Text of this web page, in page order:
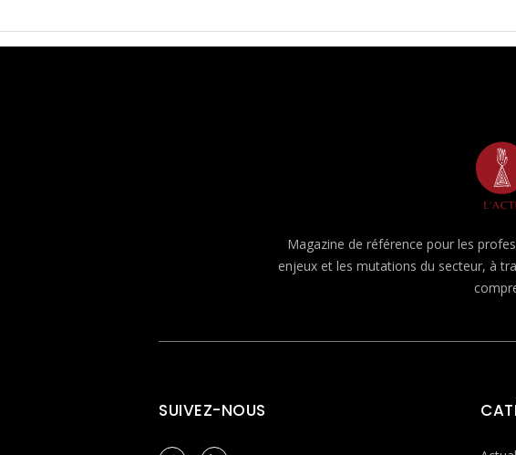
Magazine de référence pour les
enjeux et les mutations du secteur, à
SUIVEZ-NOUS